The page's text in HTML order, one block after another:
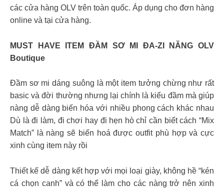
các cửa hàng OLV trên toàn quốc. Áp dụng cho đơn hàng
online và tại cửa hàng.
MUST HAVE ITEM ĐẦM SƠ MI ĐA-ZI NĂNG OLV
Boutique
Đầm sơ mi dáng suông là một item tưởng chừng như rất
basic và đời thường nhưng lại chính là kiểu đầm mà giúp
nàng dễ dàng biến hóa với nhiều phong cách khác nhau
Dù là đi làm, đi chơi hay đi hẹn hò chỉ cần biết cách “Mix
Match” là nàng sẽ biến hoá được outfit phù hợp và cực
xinh cùng item này rồi
Thiết kế dễ dàng kết hợp với mọi loại giày, không hề “kén
cá chọn canh” và có thể làm cho các nàng trở nên xinh